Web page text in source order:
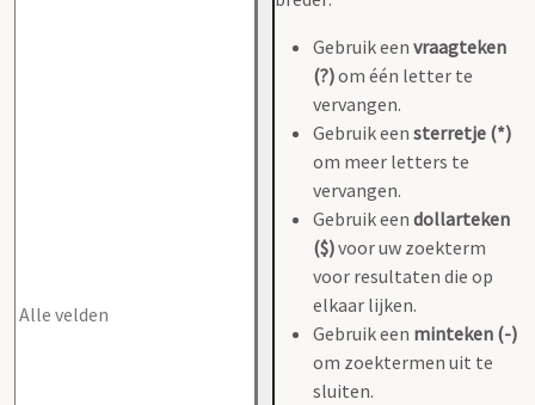
Gebruik een vraagteken
(?)om één letter te
vervangen.
Gebruik een sterretje (*)
om meer letters te
vervangen.
Gebruik een dollarteken
($)voor uw zoekterm
voor resultaten die op
elkaar lijken.
Gebruik een minteken (-)
om zoektermen uit te
sluiten.